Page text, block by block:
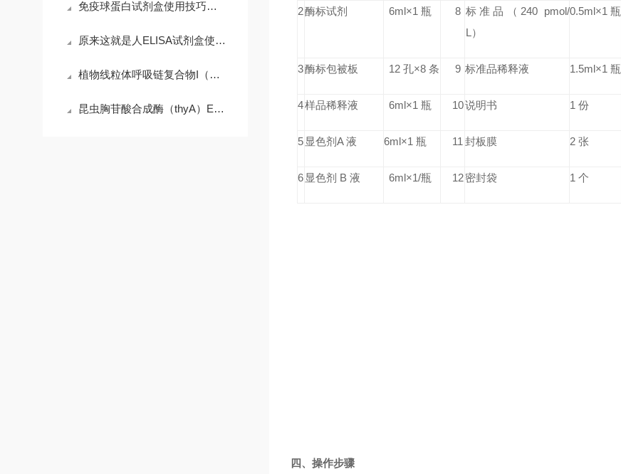
免疫球蛋白试剂盒使用技巧和要求
原来这就是人ELISA试剂盒使用时需要遵守的规范
植物线粒体呼吸链复合物I（MRCC I）ELISA试剂盒
昆虫胸苷酸合成酶（thyA）ELISA试剂盒课题研究
2酶标试剂 6ml×1 瓶 8 标准品
（240 pmol/
L）
0.5ml×1 瓶
3酶标包被板 12 孔×8 条 9 标准品稀释液 1.5ml×1 瓶
4样品稀释液 6ml×1 瓶 10说明书 1 份
5 显色剂A 液 6ml×1 瓶 11 封板膜 2 张
6 显色剂 B 液 6ml×1/瓶 12密封袋 1 个
四、操作步骤